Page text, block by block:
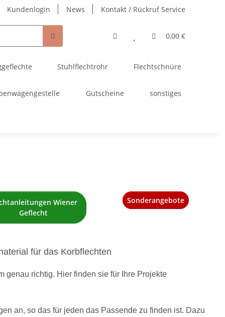
Kundenlogin News Kontakt / Rückruf Service
0,00 €
Stuhlflechtrohr Flechtschnüre
Gutscheine sonstiges
Wiener
Geflecht
Sonderangebote
für das Korbflechten
genau richtig. Hier finden sie für Ihre Projekte
an, so das für jeden das Passende zu finden ist. Dazu